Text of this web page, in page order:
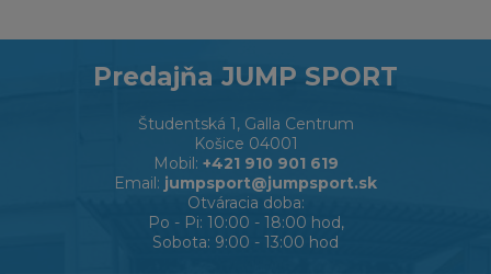
Predajňa JUMP SPORT
Študentská 1, Galla Centrum
Košice 04001
Mobil: +421 910 901 619
Email: jumpsport@jumpsport.sk
Otváracia doba:
Po - Pi: 10:00 - 18:00 hod,
Sobota: 9:00 - 13:00 hod